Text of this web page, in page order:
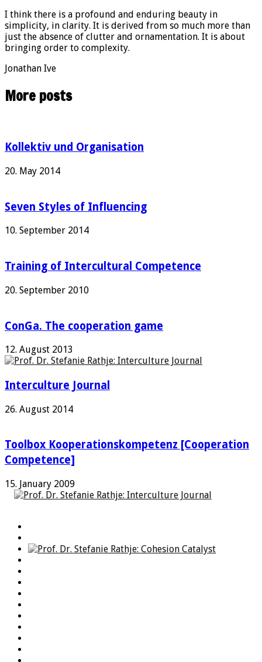
I think there is a profound and enduring beauty in
simplicity, in clarity. It is derived from so much more than
just the absence of clutter and ornamentation. It is about
bringing order to complexity.
Jonathan Ive
More posts
Kollektiv und Organisation
20. May 2014
Seven Styles of Influencing
10. September 2014
Training of Intercultural Competence
20. September 2010
ConGa. The cooperation game
12. August 2013
Interculture Journal
26. August 2014
Toolbox Kooperationskompetenz [Cooperation
Competence]
15. January 2009